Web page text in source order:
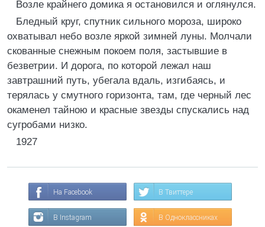
Возле крайнего домика я остановился и оглянулся.
Бледный круг, спутник сильного мороза, широко
охватывал небо возле яркой зимней луны. Молчали
скованные снежным покоем поля, застывшие в
безветрии. И дорога, по которой лежал наш
завтрашний путь, убегала вдаль, изгибаясь, и
терялась у смутного горизонта, там, где черный лес
окаменел тайною и красные звезды спускались над
сугробами низко.
1927
На Facebook В Твиттере
В Instagram В Одноклассниках